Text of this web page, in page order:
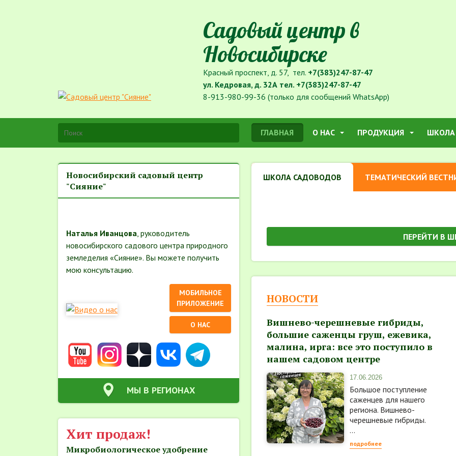
Садовый центр в
Новосибирске
Красный проспект, д. 57, тел. +7(383)247-87-47
ул. Кедровая, д. 32А тел. +7(383)247-87-47
8-913-980-99-36 (только для сообщений WhatsApp)
ГЛАВНАЯ О НАС ПРОДУКЦИЯ
Новосибирский садовый центр
"Сияние"
Наталья Иванцова, руководитель
новосибирского садового центра природного
земледелия «Сияние». Вы можете получить
мою консультацию.
МОБИЛЬНОЕ
ПРИЛОЖЕНИЕ
О НАС
МЫ В РЕГИОНАХ
Хит продаж!
Микробиологическое удобрение
ШКОЛА САДОВОДОВ ТЕМАТИЧЕСКИЙ
ПЕРЕЙТИ В
НОВОСТИ
Вишнево-черешневые гибриды,
большие саженцы груш, ежевика,
малина, ирга: все это поступило в
нашем садовом центре
17.06.2026
Большое поступление
саженцев для нашего
региона. Вишнево-
черешневые гибриды.
...
подробнее